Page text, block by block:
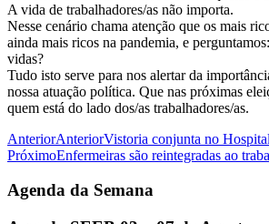
A vida de trabalhadores/as não importa.
Nesse cenário chama atenção que os mais
ainda mais ricos na pandemia, e
vidas?
Tudo isto serve para nos alertar da
nossa atuação política. Que nas próximas
quem está do lado dos/as trabalhadores/as.
AnteriorAnteriorVistoria conjunta no
PróximoEnfermeiras são reintegradas ao
Agenda da Semana